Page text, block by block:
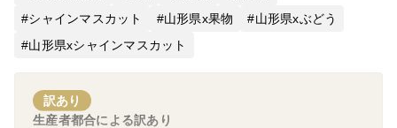
シャインマスカット
山形県x果物
山形県xぶどう
山形県xシャインマスカット
訳あり
生産者都合による訳あり